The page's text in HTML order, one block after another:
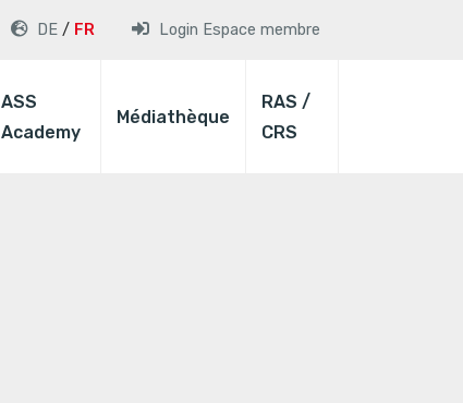
DE FR Login Espace membre
ASS
Academy
Médiathèque
RAS /
CRS